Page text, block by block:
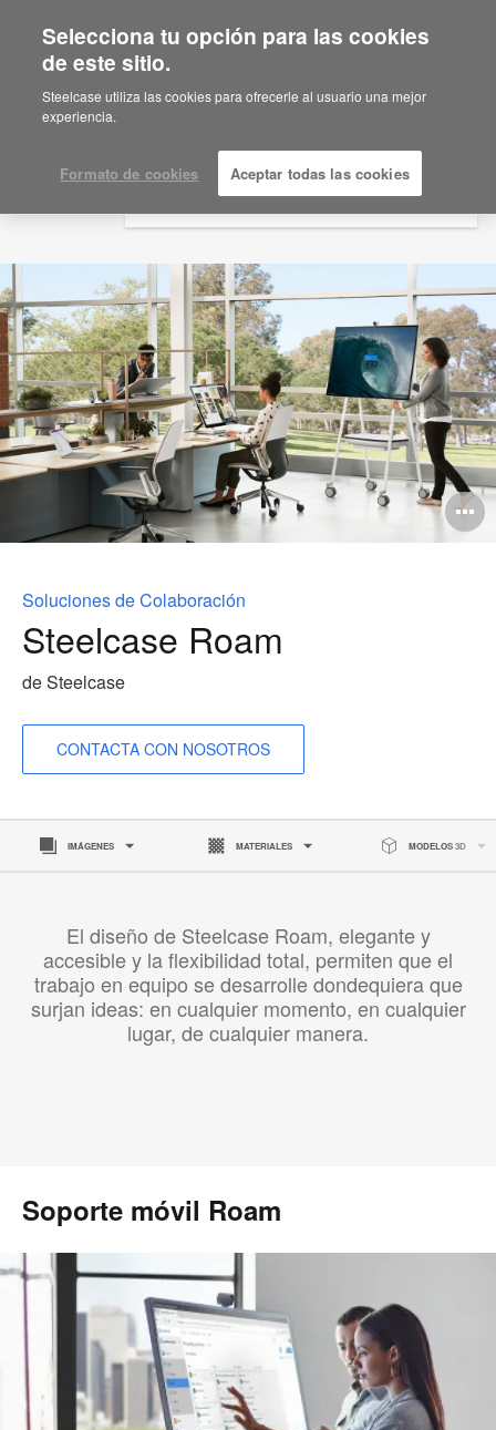
Are you in United States?
Would you like to see Products we sell in
your region?
English
Español
Soluciones de Colaboración
Steelcase Roam
de Steelcase
CONTACTA CON NOSOTROS
IMÁGENES MATERIALES MODELOS 3D
El diseño de Steelcase Roam, elegante y
accesible y la flexibilidad total, permiten que el
trabajo en equipo se desarrolle dondequiera que
surjan ideas: en cualquier momento, en cualquier
lugar, de cualquier manera.
Soporte móvil Roam
Selecciona tu opción para las cookies
de este sitio.
Steelcase utiliza las cookies para ofrecerle al usuario una mejor
experiencia.
Formato de cookies Aceptar todas las cookies